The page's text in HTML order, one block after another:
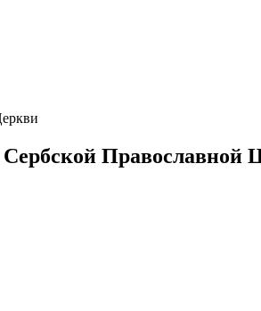
Православной